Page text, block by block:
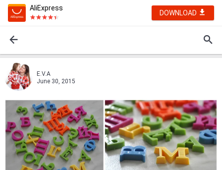
AliExpress
DOWNLOAD
E.V.A
June 30, 2015